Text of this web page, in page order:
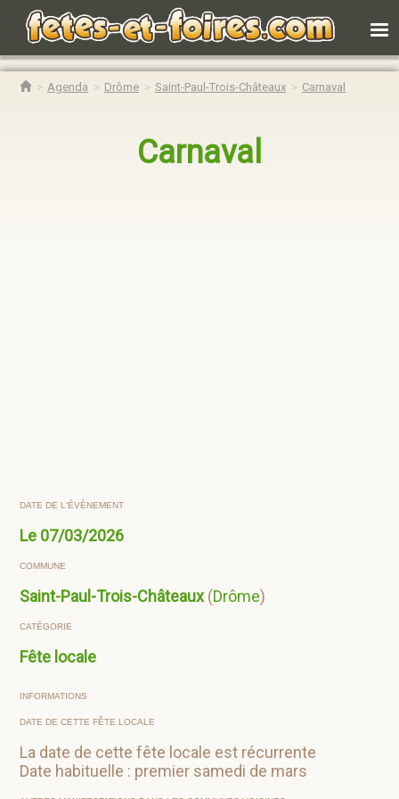
Agenda Drôme Saint-Paul-Trois-Châteaux Carnaval
Carnaval
DATE DE L'ÉVÈNEMENT
Le 07/03/2026
COMMUNE
Saint-Paul-Trois-Châteaux(Drôme)
CATÉGORIE
Fête locale
INFORMATIONS
DATE DE CETTE FÊTE LOCALE
La date de cette fête locale est récurrente
Date habituelle : premier samedi de mars